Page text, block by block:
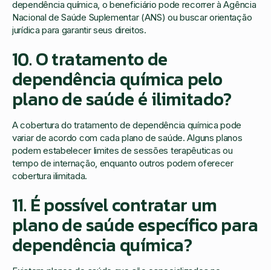
dependência química, o beneficiário pode recorrer à Agência
Nacional de Saúde Suplementar (ANS) ou buscar orientação
jurídica para garantir seus direitos.
10. O tratamento de
dependência química pelo
plano de saúde é ilimitado?
A cobertura do tratamento de dependência química pode
variar de acordo com cada plano de saúde. Alguns planos
podem estabelecer limites de sessões terapêuticas ou
tempo de internação, enquanto outros podem oferecer
cobertura ilimitada.
11. É possível contratar um
plano de saúde específico para
dependência química?